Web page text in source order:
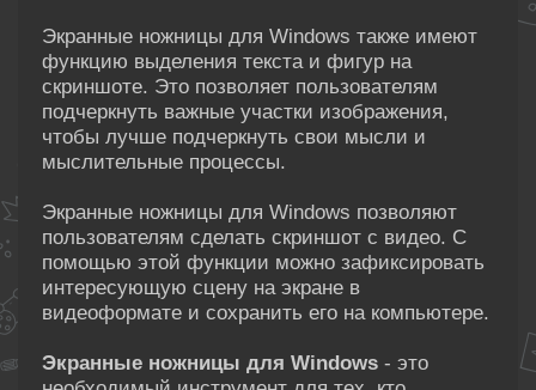
Экранные ножницы для Windows также имеют
функцию выделения текста и фигур на
скриншоте. Это позволяет пользователям
подчеркнуть важные участки изображения,
чтобы лучше подчеркнуть свои мысли и
мыслительные процессы.
Экранные ножницы для Windows позволяют
пользователям сделать скриншот с видео. С
помощью этой функции можно зафиксировать
интересующую сцену на экране в
видеоформате и сохранить его на компьютере.
Экранные ножницы для Windows - это